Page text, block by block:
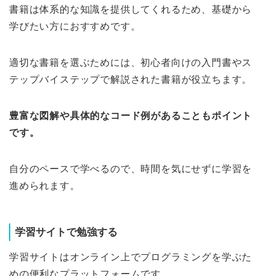
書籍は体系的な知識を提供してくれるため、基礎から
学びたい方におすすめです。
適切な書籍を選ぶためには、初心者向けの入門書やス
テップバイステップで解説された書籍が役立ちます。
豊富な図解や具体的なコード例があることもポイント
です。
自分のペースで学べるので、時間を気にせずに学習を
進められます。
学習サイトで勉強する
学習サイトはオンライン上でプログラミングを学ぶた